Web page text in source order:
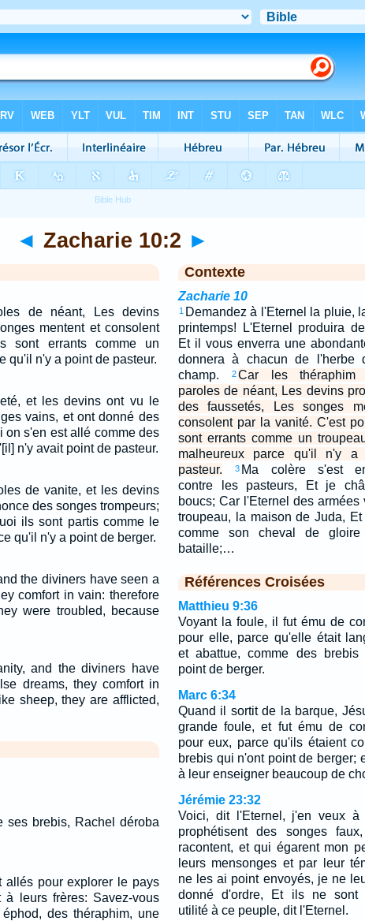
◄ Zacharie 10:2 ►
de néant, Les devins
mentent et consolent
sont errants comme un
qu'il n'y a point de pasteur.
et les devins ont vu le
vains, et ont donné des
on s'en est allé comme des
n'y avait point de pasteur.
de vanite, et les devins
des songes trompeurs;
ils sont partis comme le
qu'il n'y a point de berger.
the diviners have seen a
comfort in vain: therefore
were troubled, because
and the diviners have
dreams, they comfort in
sheep, they are afflicted,
ses brebis, Rachel déroba
allés pour explorer le pays
leurs frères: Savez-vous
des théraphim, une
Contexte
Zacharie 10
1 Demandez à l'Eternel la pluie,
printemps! L'Eternel produira
Et il vous enverra une
donnera à chacun de l'herbe
champ.
2Car les théraphim
paroles de néant, Les devins
des faussetés, Les songes
consolent par la vanité. C'est
sont errants comme un
malheureux parce qu'il n'y a
pasteur.
3 Ma colère s'est
contre les pasteurs, Et je
boucs; Car l'Eternel des armées
troupeau, la maison de Juda,
comme son cheval de
bataille;…
Références Croisées
Matthieu 9:36
Voyant la foule, il fut ému de
pour elle, parce qu'elle était
et abattue, comme des brebis
point de berger.
Marc 6:34
Quand il sortit de la barque,
grande foule, et fut ému de
pour eux, parce qu'ils étaient
brebis qui n'ont point de berger;
à leur enseigner beaucoup de
Jérémie 23:32
Voici, dit l'Eternel, j'en veux à
prophétisent des songes
racontent, et qui égarent mon
leurs mensonges et par leur
ne les ai point envoyés, je ne
donné d'ordre, Et ils ne sont
utilité à ce peuple, dit l'Eternel.